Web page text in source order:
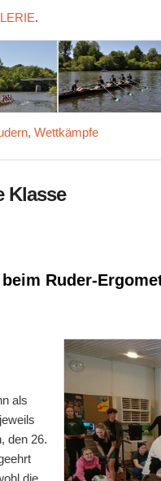
.
,Wettkämpfe
Klasse
Ruder-
als
den 26.
die